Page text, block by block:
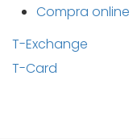
Compra online
T-Exchange
T-Card